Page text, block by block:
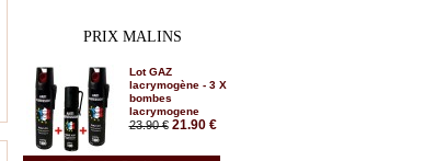
PRIX MALINS
Lot GAZ
lacrymogène - 3 X
bombes
lacrymogene
23.90 € 21.90 €